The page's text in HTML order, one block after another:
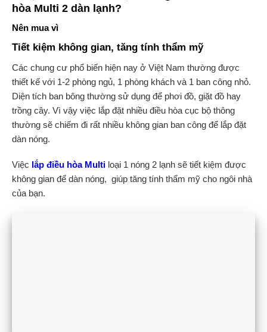
hòa Multi 2 dàn lạnh?
Nên mua vì
Tiết kiệm không gian, tăng tính thẩm mỹ
Các chung cư phổ biến hiện nay ở Việt Nam thường được
thiết kế với 1-2 phòng ngủ, 1 phòng khách và 1 ban công nhỏ.
Diện tích ban bông thường sử dụng để phơi đồ, giặt đồ hay
trồng cây. Vì vậy việc lắp đặt nhiều điều hòa cục bộ thông
thường sẽ chiếm đi rất nhiều không gian ban công để lắp đặt
dàn nóng.
Việc lắp điều hòa Multi loại 1 nóng 2 lạnh sẽ tiết kiệm được
không gian để dàn nóng, giúp tăng tính thẩm mỹ cho ngôi nhà
của bạn.